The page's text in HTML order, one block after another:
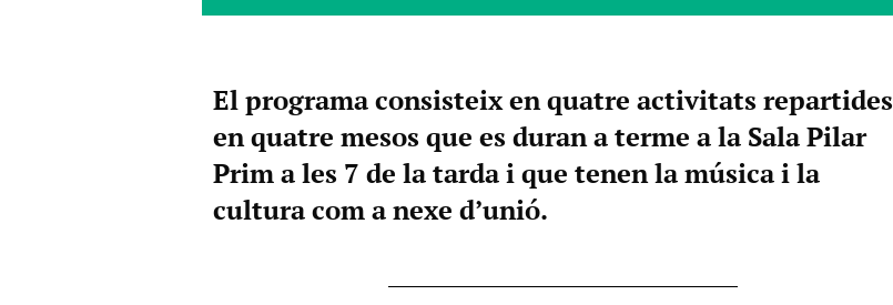
El programa consisteix en quatre activitats repartides
en quatre mesos que es duran a terme a la Sala Pilar
Prim a les 7 de la tarda i que tenen la música i la
cultura com a nexe d’unió.